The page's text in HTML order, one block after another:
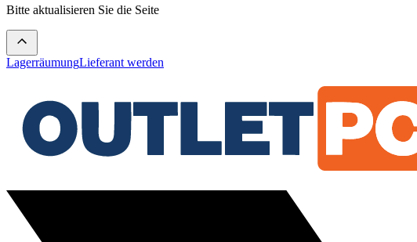
Bitte aktualisieren Sie die Seite
LagerräumungLieferant werden